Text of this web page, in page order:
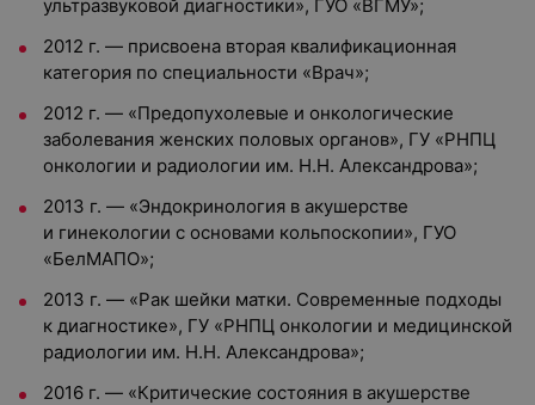
ультразвуковой диагностики», ГУО «ВГМУ»;
2012 г. — присвоена вторая квалификационная
категория по специальности «Врач»;
2012 г. — «Предопухолевые и онкологические
заболевания женских половых органов», ГУ «РНПЦ
онкологии и радиологии им. Н.Н. Александрова»;
2013 г. — «Эндокринология в акушерстве
и гинекологии с основами кольпоскопии», ГУО
«БелМАПО»;
2013 г. — «Рак шейки матки. Современные подходы
к диагностике», ГУ «РНПЦ онкологии и медицинской
радиологии им. Н.Н. Александрова»;
2016 г. — «Критические состояния в акушерстве